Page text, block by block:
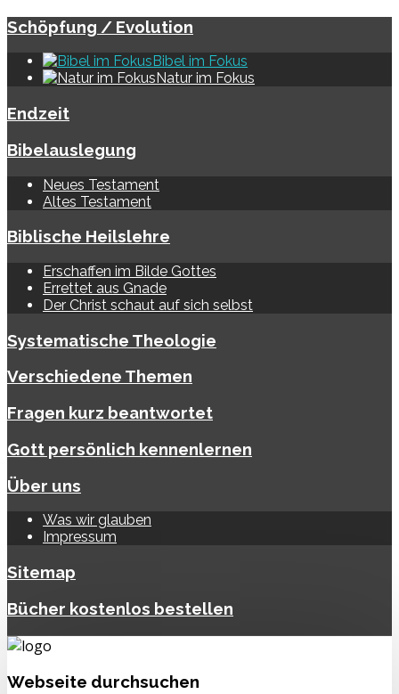
Schöpfung / Evolution
Bibel im Fokus
Natur im Fokus
Endzeit
Bibelauslegung
Neues Testament
Altes Testament
Biblische Heilslehre
Erschaffen im Bilde Gottes
Errettet aus Gnade
Der Christ schaut auf sich selbst
Systematische Theologie
Verschiedene Themen
Fragen kurz beantwortet
Gott persönlich kennenlernen
Über uns
Was wir glauben
Impressum
Sitemap
Bücher kostenlos bestellen
Webseite durchsuchen